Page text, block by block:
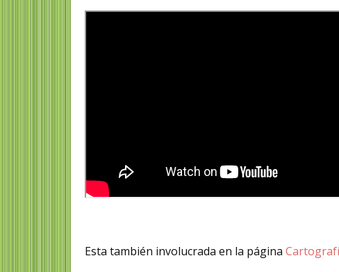
Esta también involucrada en la página